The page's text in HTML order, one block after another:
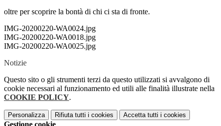
oltre per scoprire la bontà di chi ci sta di fronte.
IMG-20200220-WA0024.jpg
IMG-20200220-WA0018.jpg
IMG-20200220-WA0025.jpg
Notizie
Questo sito o gli strumenti terzi da questo utilizzati si avvalgono di
cookie necessari al funzionamento ed utili alle finalità illustrate nella
COOKIE POLICY.
Personalizza Rifiuta tutti i cookies Accetta tutti i cookies